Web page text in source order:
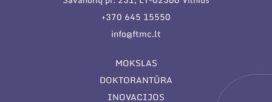
+370 645 15550
info@ftmc.lt
MOKSLAS
DOKTORANTŪRA
INOVACIJOS